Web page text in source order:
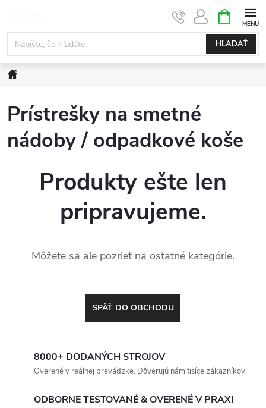
obsah
HĽADAŤ
KOŠÍK
Prístrešky na smetné
nádoby / odpadkové koše
Produkty ešte len
pripravujeme.
Môžete sa ale pozrieť na ostatné kategórie.
SPÄŤ DO OBCHODU
8000+ DODANÝCH STROJOV
Overené v reálnej prevádzke. Dôverujú nám tisíce zákazníkov.
ODBORNE TESTOVANÉ & OVERENÉ V PRAXI